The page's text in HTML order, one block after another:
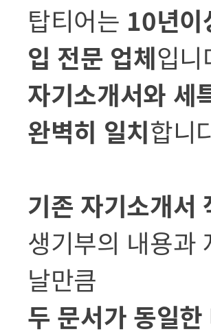
탑티어는 10년이
입 전문 업체입니
자기소개서와 세
완벽히 일치합니
기존 자기소개서
생기부의 내용과
날만큼
두 문서가 동일